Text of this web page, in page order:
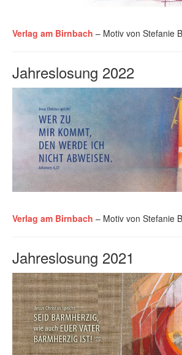
Verlag am Birnbach – Motiv von Stefanie
Jahreslosung 2022
Verlag am Birnbach – Motiv von Stefanie
Jahreslosung 2021